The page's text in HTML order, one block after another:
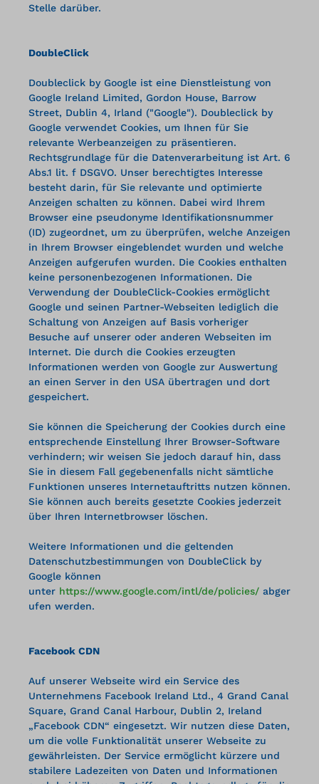
Stelle darüber.
DoubleClick
Doubleclick by Google ist eine Dienstleistung von
Google Ireland Limited, Gordon House, Barrow
Street, Dublin 4, Irland ("Google"). Doubleclick by
Google verwendet Cookies, um Ihnen für Sie
relevante Werbeanzeigen zu präsentieren.
Rechtsgrundlage für die Datenverarbeitung ist Art. 6
Abs.1 lit. f DSGVO. Unser berechtigtes Interesse
besteht darin, für Sie relevante und optimierte
Anzeigen schalten zu können. Dabei wird Ihrem
Browser eine pseudonyme Identifikationsnummer
(ID) zugeordnet, um zu überprüfen, welche Anzeigen
in Ihrem Browser eingeblendet wurden und welche
Anzeigen aufgerufen wurden. Die Cookies enthalten
keine personenbezogenen Informationen. Die
Verwendung der DoubleClick-Cookies ermöglicht
Google und seinen Partner-Webseiten lediglich die
Schaltung von Anzeigen auf Basis vorheriger
Besuche auf unserer oder anderen Webseiten im
Internet. Die durch die Cookies erzeugten
Informationen werden von Google zur Auswertung
an einen Server in den USA übertragen und dort
gespeichert.
Sie können die Speicherung der Cookies durch eine
entsprechende Einstellung Ihrer Browser-Software
verhindern; wir weisen Sie jedoch darauf hin, dass
Sie in diesem Fall gegebenenfalls nicht sämtliche
Funktionen unseres Internetauftritts nutzen können.
Sie können auch bereits gesetzte Cookies jederzeit
über Ihren Internetbrowser löschen.
Weitere Informationen und die geltenden
Datenschutzbestimmungen von DoubleClick by
Google können
unter https://www.google.com/intl/de/policies/ abger
ufen werden.
Facebook CDN
Auf unserer Webseite wird ein Service des
Unternehmens Facebook Ireland Ltd., 4 Grand Canal
Square, Grand Canal Harbour, Dublin 2, Ireland
„Facebook CDN“ eingesetzt. Wir nutzen diese Daten,
um die volle Funktionalität unserer Webseite zu
gewährleisten. Der Service ermöglicht kürzere und
stabilere Ladezeiten von Daten und Informationen